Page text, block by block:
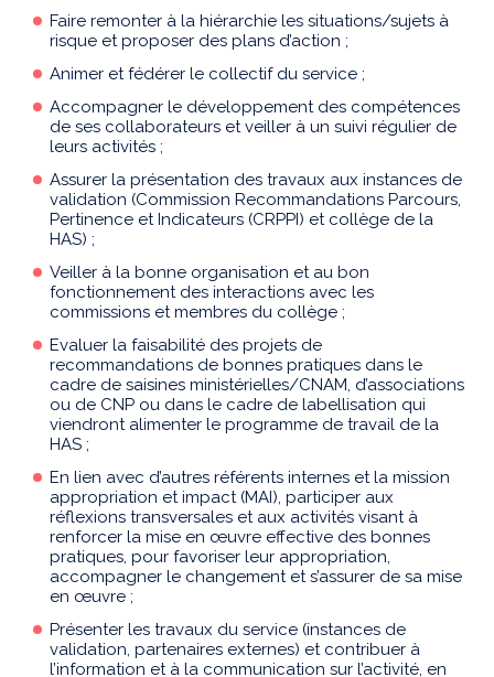
Faire remonter à la hiérarchie les situations/sujets à
risque et proposer des plans d’action ;
Animer et fédérer le collectif du service ;
Accompagner le développement des compétences
de ses collaborateurs et veiller à un suivi régulier de
leurs activités ;
Assurer la présentation des travaux aux instances de
validation (Commission Recommandations Parcours,
Pertinence et Indicateurs (CRPPI) et collège de la
HAS) ;
Veiller à la bonne organisation et au bon
fonctionnement des interactions avec les
commissions et membres du collège ;
Evaluer la faisabilité des projets de
recommandations de bonnes pratiques dans le
cadre de saisines ministérielles/CNAM, d’associations
ou de CNP ou dans le cadre de labellisation qui
viendront alimenter le programme de travail de la
HAS ;
En lien avec d’autres référents internes et la mission
appropriation et impact (MAI), participer aux
réflexions transversales et aux activités visant à
renforcer la mise en œuvre effective des bonnes
pratiques, pour favoriser leur appropriation,
accompagner le changement et s’assurer de sa mise
en œuvre ;
Présenter les travaux du service (instances de
validation, partenaires externes) et contribuer à
l’information et à la communication sur l’activité, en